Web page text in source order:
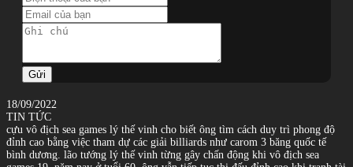
Gửi
18/09/2022
TIN TỨC
cựu vô địch sea games lý thế vinh cho biết ông tìm cách duy trì phong độ
đỉnh cao bằng việc tham dự các giải billiards như carom 3 băng quốc tế
bình dương. lão tướng lý thế vinh từng gây chấn động khi vô địch sea